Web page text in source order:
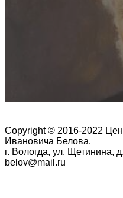
Copyright © 2016-2022
Ивановича Белова.
г. Вологда, ул. Щетинина,
belov@mail.ru